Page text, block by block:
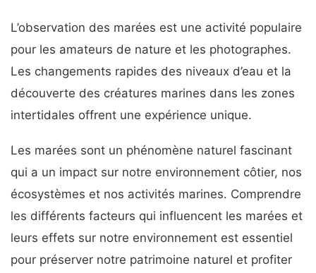
L’observation des marées est une activité populaire
pour les amateurs de nature et les photographes.
Les changements rapides des niveaux d’eau et la
découverte des créatures marines dans les zones
intertidales offrent une expérience unique.
Les marées sont un phénomène naturel fascinant
qui a un impact sur notre environnement côtier, nos
écosystèmes et nos activités marines. Comprendre
les différents facteurs qui influencent les marées et
leurs effets sur notre environnement est essentiel
pour préserver notre patrimoine naturel et profiter